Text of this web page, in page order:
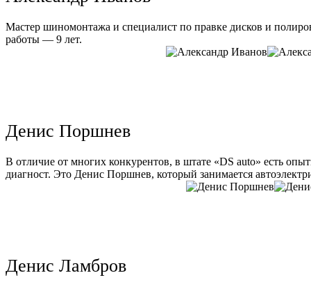
Мастер шиномонтажа и специалист по правке дисков и
работы — 9 лет.
Денис Поршнев
В отличие от многих конкурентов, в штате «DS auto» есть
диагност. Это Денис Поршнев, который занимается
Денис Ламбров